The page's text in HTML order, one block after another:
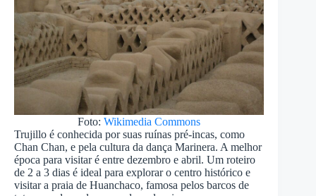
Foto:Wikimedia Commons
Trujillo é conhecida por suas ruínas pré-incas, como
Chan Chan, e pela cultura da dança Marinera. A melhor
época para visitar é entre dezembro e abril. Um roteiro
de 2 a 3 dias é ideal para explorar o centro histórico e
visitar a praia de Huanchaco, famosa pelos barcos de